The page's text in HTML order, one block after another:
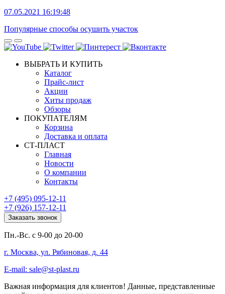
07.05.2021 16:19:48
Популярные способы осушить участок
ВЫБРАТЬ И КУПИТЬ
Каталог
Прайс-лист
Акции
Хиты продаж
Обзоры
ПОКУПАТЕЛЯМ
Корзина
Доставка и оплата
СТ-ПЛАСТ
Главная
Новости
О компании
Контакты
+7 (495) 095-12-11
+7 (926) 157-12-11
Заказать звонок
Пн.-Вс. с 9-00 до 20-00
г. Москва, ул. Рябиновая, д. 44
E-mail: sale@st-plast.ru
Важная информация для клиентов! Данные, представленные